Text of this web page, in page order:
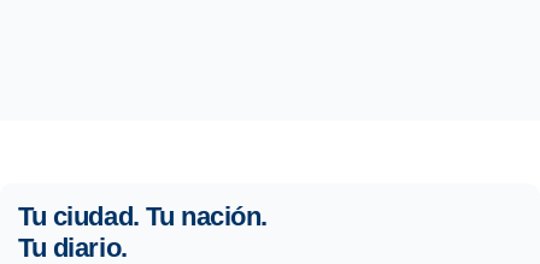
Tu ciudad. Tu nación.
Tu diario.